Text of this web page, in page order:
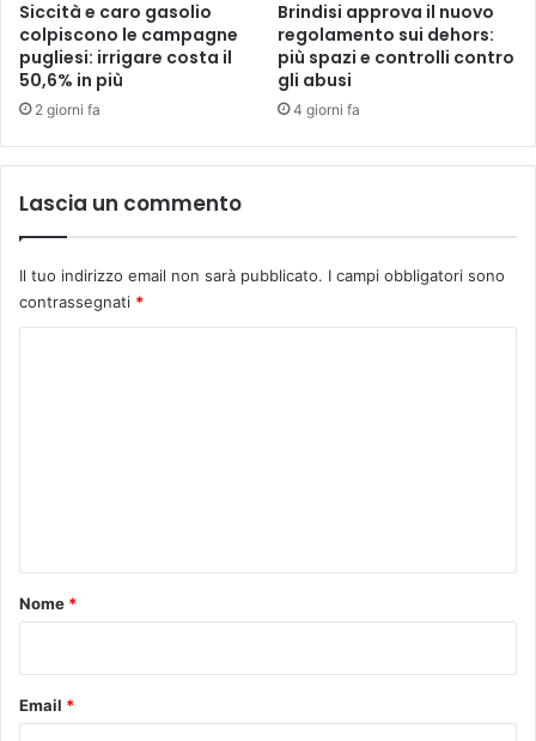
Siccità e caro gasolio
colpiscono le campagne
pugliesi: irrigare costa il
50,6% in più
2 giorni fa
Brindisi approva il nuovo
regolamento sui dehors:
più spazi e controlli contro
gli abusi
4 giorni fa
Lascia un commento
Il tuo indirizzo email non sarà pubblicato. I campi obbligatori sono
contrassegnati *
o
Nome *
Email *